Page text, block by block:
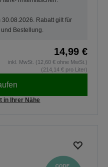
Rabatt gilt für
Bestellung.
14,99 €
inkl. MwSt. (12,60 € ohne MwSt.)
(214,14 € pro Liter)
in Ihrer Nähe